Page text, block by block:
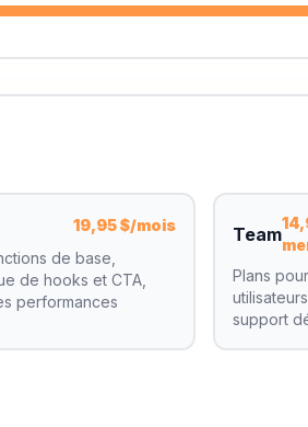
19,95 $/mois
de base,
de hooks et CTA,
performances
Team
Plans
support